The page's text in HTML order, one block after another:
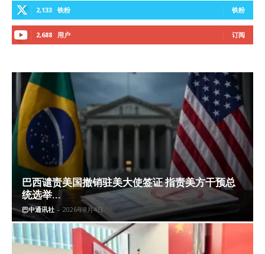
2,133 铁粉 铁粉
2,688 用户 订阅
巴西谴责美国撤销驻美大使签证 指责美方干预总
统选举...
巴中通讯社 - 2026年8月4日